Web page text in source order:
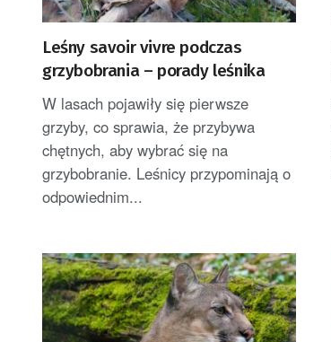
Leśny savoir vivre podczas
grzybobrania – porady leśnika
W lasach pojawiły się pierwsze
grzyby, co sprawia, że przybywa
chętnych, aby wybrać się na
grzybobranie. Leśnicy przypominają o
odpowiednim...